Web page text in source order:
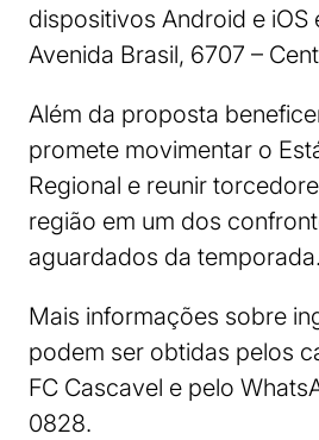
dispositivos Android e iOS
Avenida Brasil, 6707 –
Além da proposta
promete movimentar o
Regional e reunir
região em um dos
aguardados da temporada.
Mais informações sobre
podem ser obtidas pelos
FC Cascavel e pelo
0828.